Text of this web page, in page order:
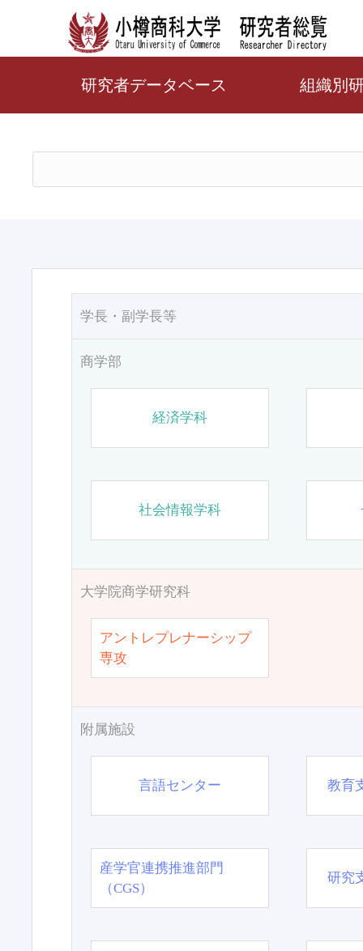
研究者データベース 組織別
学長・副学長等
商学部
経済学科
社会情報学科
大学院商学研究科
アントレプレナーシップ
専攻
附属施設
言語センター 教育
産学官連携推進部門
（CGS）
研究